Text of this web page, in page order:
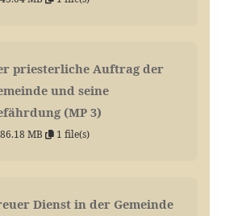
priesterliche Auftrag der
und seine
(MP 3)
MB 1 file(s)
Dienst in der Gemeinde